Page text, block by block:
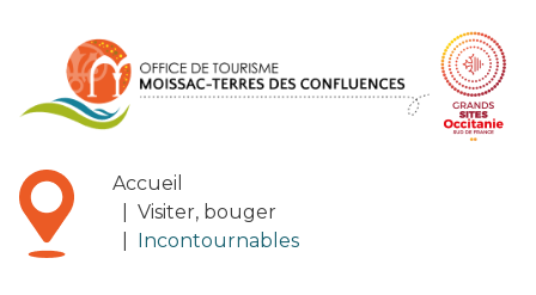
Accueil
Visiter, bouger
Incontournables